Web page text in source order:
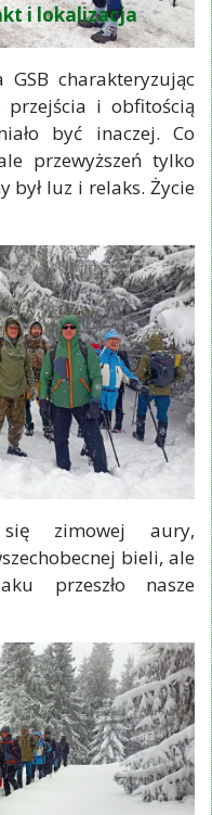
i lokalizacja
GSB charakteryzując
i obfitością
być inaczej. Co
przewyższeń tylko
był luz i relaks. Życie
się zimowej aury,
bieli, ale
przeszło nasze